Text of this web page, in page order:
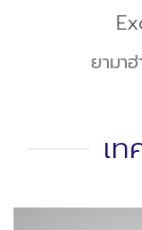
ยามา
เ